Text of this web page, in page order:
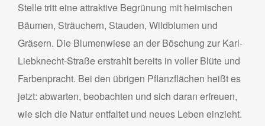
Stelle tritt eine attraktive Begrünung mit heimischen
Bäumen, Sträuchern, Stauden, Wildblumen und
Gräsern. Die Blumenwiese an der Böschung zur Karl-
Liebknecht-Straße erstrahlt bereits in voller Blüte und
Farbenpracht. Bei den übrigen Pflanzflächen heißt es
jetzt: abwarten, beobachten und sich daran erfreuen,
wie sich die Natur entfaltet und neues Leben einzieht.